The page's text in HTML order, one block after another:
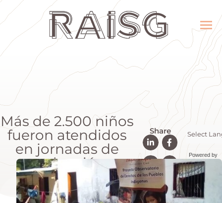
Más de 2.500 niños
fueron atendidos
en jornadas de
evaluación
nutricional
Share
Powered by